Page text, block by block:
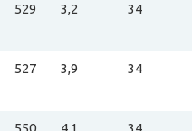
529 3,2 34
527 3,9 34